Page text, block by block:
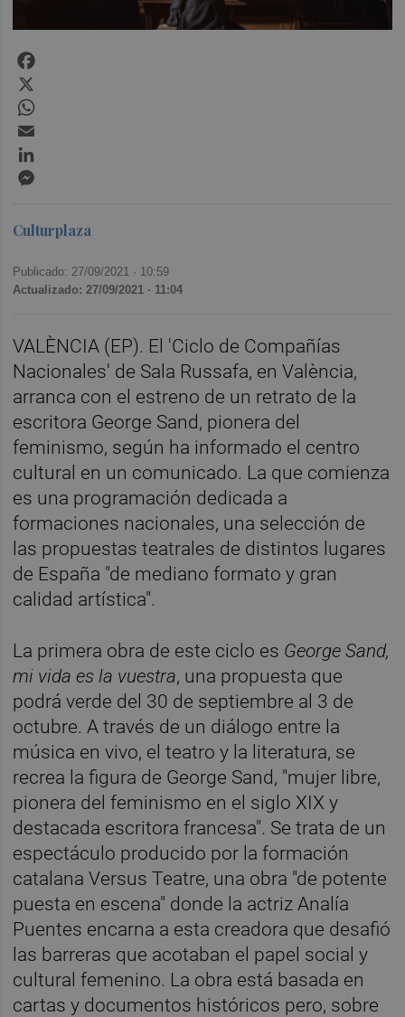
Culturplaza
Publicado: 27/09/2021 · 10:59
Actualizado: 27/09/2021 · 11:04
VALÈNCIA (EP). El 'Ciclo de Compañías
Nacionales' de Sala Russafa, en València,
arranca con el estreno de un retrato de la
escritora George Sand, pionera del
feminismo, según ha informado el centro
cultural en un comunicado. La que comienza
es una programación dedicada a
formaciones nacionales, una selección de
las propuestas teatrales de distintos lugares
de España "de mediano formato y gran
calidad artística".
La primera obra de este ciclo es George Sand,
mi vida es la vuestra, una propuesta que
podrá verde del 30 de septiembre al 3 de
octubre. A través de un diálogo entre la
música en vivo, el teatro y la literatura, se
recrea la figura de George Sand, "mujer libre,
pionera del feminismo en el siglo XIX y
destacada escritora francesa". Se trata de un
espectáculo producido por la formación
catalana Versus Teatre, una obra "de potente
puesta en escena" donde la actriz Analía
Puentes encarna a esta creadora que desafió
las barreras que acotaban el papel social y
cultural femenino. La obra está basada en
cartas y documentos históricos pero, sobre